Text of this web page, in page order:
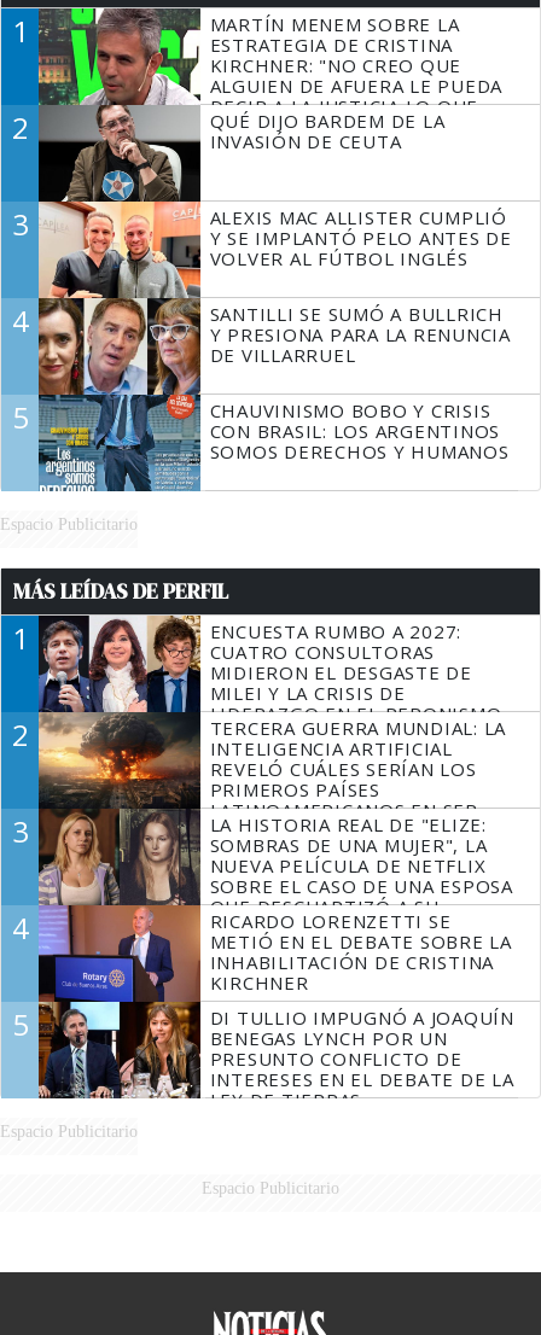
1
MARTÍN MENEM SOBRE LA
ESTRATEGIA DE CRISTINA
KIRCHNER: "NO CREO QUE
ALGUIEN DE AFUERA LE PUEDA
DECIR A LA JUSTICIA LO QUE
TIENE QUE HACER"
2
QUÉ DIJO BARDEM DE LA
INVASIÓN DE CEUTA
3
ALEXIS MAC ALLISTER CUMPLIÓ
Y SE IMPLANTÓ PELO ANTES DE
VOLVER AL FÚTBOL INGLÉS
4
SANTILLI SE SUMÓ A BULLRICH
Y PRESIONA PARA LA RENUNCIA
DE VILLARRUEL
5
CHAUVINISMO BOBO Y CRISIS
CON BRASIL: LOS ARGENTINOS
SOMOS DERECHOS Y HUMANOS
Espacio Publicitario
MÁS LEÍDAS DE PERFIL
1
ENCUESTA RUMBO A 2027:
CUATRO CONSULTORAS
MIDIERON EL DESGASTE DE
MILEI Y LA CRISIS DE
LIDERAZGO EN EL PERONISMO
2
TERCERA GUERRA MUNDIAL: LA
INTELIGENCIA ARTIFICIAL
REVELÓ CUÁLES SERÍAN LOS
PRIMEROS PAÍSES
LATINOAMERICANOS EN SER
DERROTADOS
3
LA HISTORIA REAL DE "ELIZE:
SOMBRAS DE UNA MUJER", LA
NUEVA PELÍCULA DE NETFLIX
SOBRE EL CASO DE UNA ESPOSA
QUE DESCUARTIZÓ A SU
MARIDO
4
RICARDO LORENZETTI SE
METIÓ EN EL DEBATE SOBRE LA
INHABILITACIÓN DE CRISTINA
KIRCHNER
5
DI TULLIO IMPUGNÓ A JOAQUÍN
BENEGAS LYNCH POR UN
PRESUNTO CONFLICTO DE
INTERESES EN EL DEBATE DE LA
LEY DE TIERRAS
Espacio Publicitario
Espacio Publicitario